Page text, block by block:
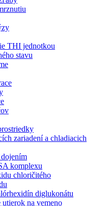
THI jednotkou
stavu
zariadení a chladiacich
komplexu
chloričitého
diglukonátu
utierok na vemeno